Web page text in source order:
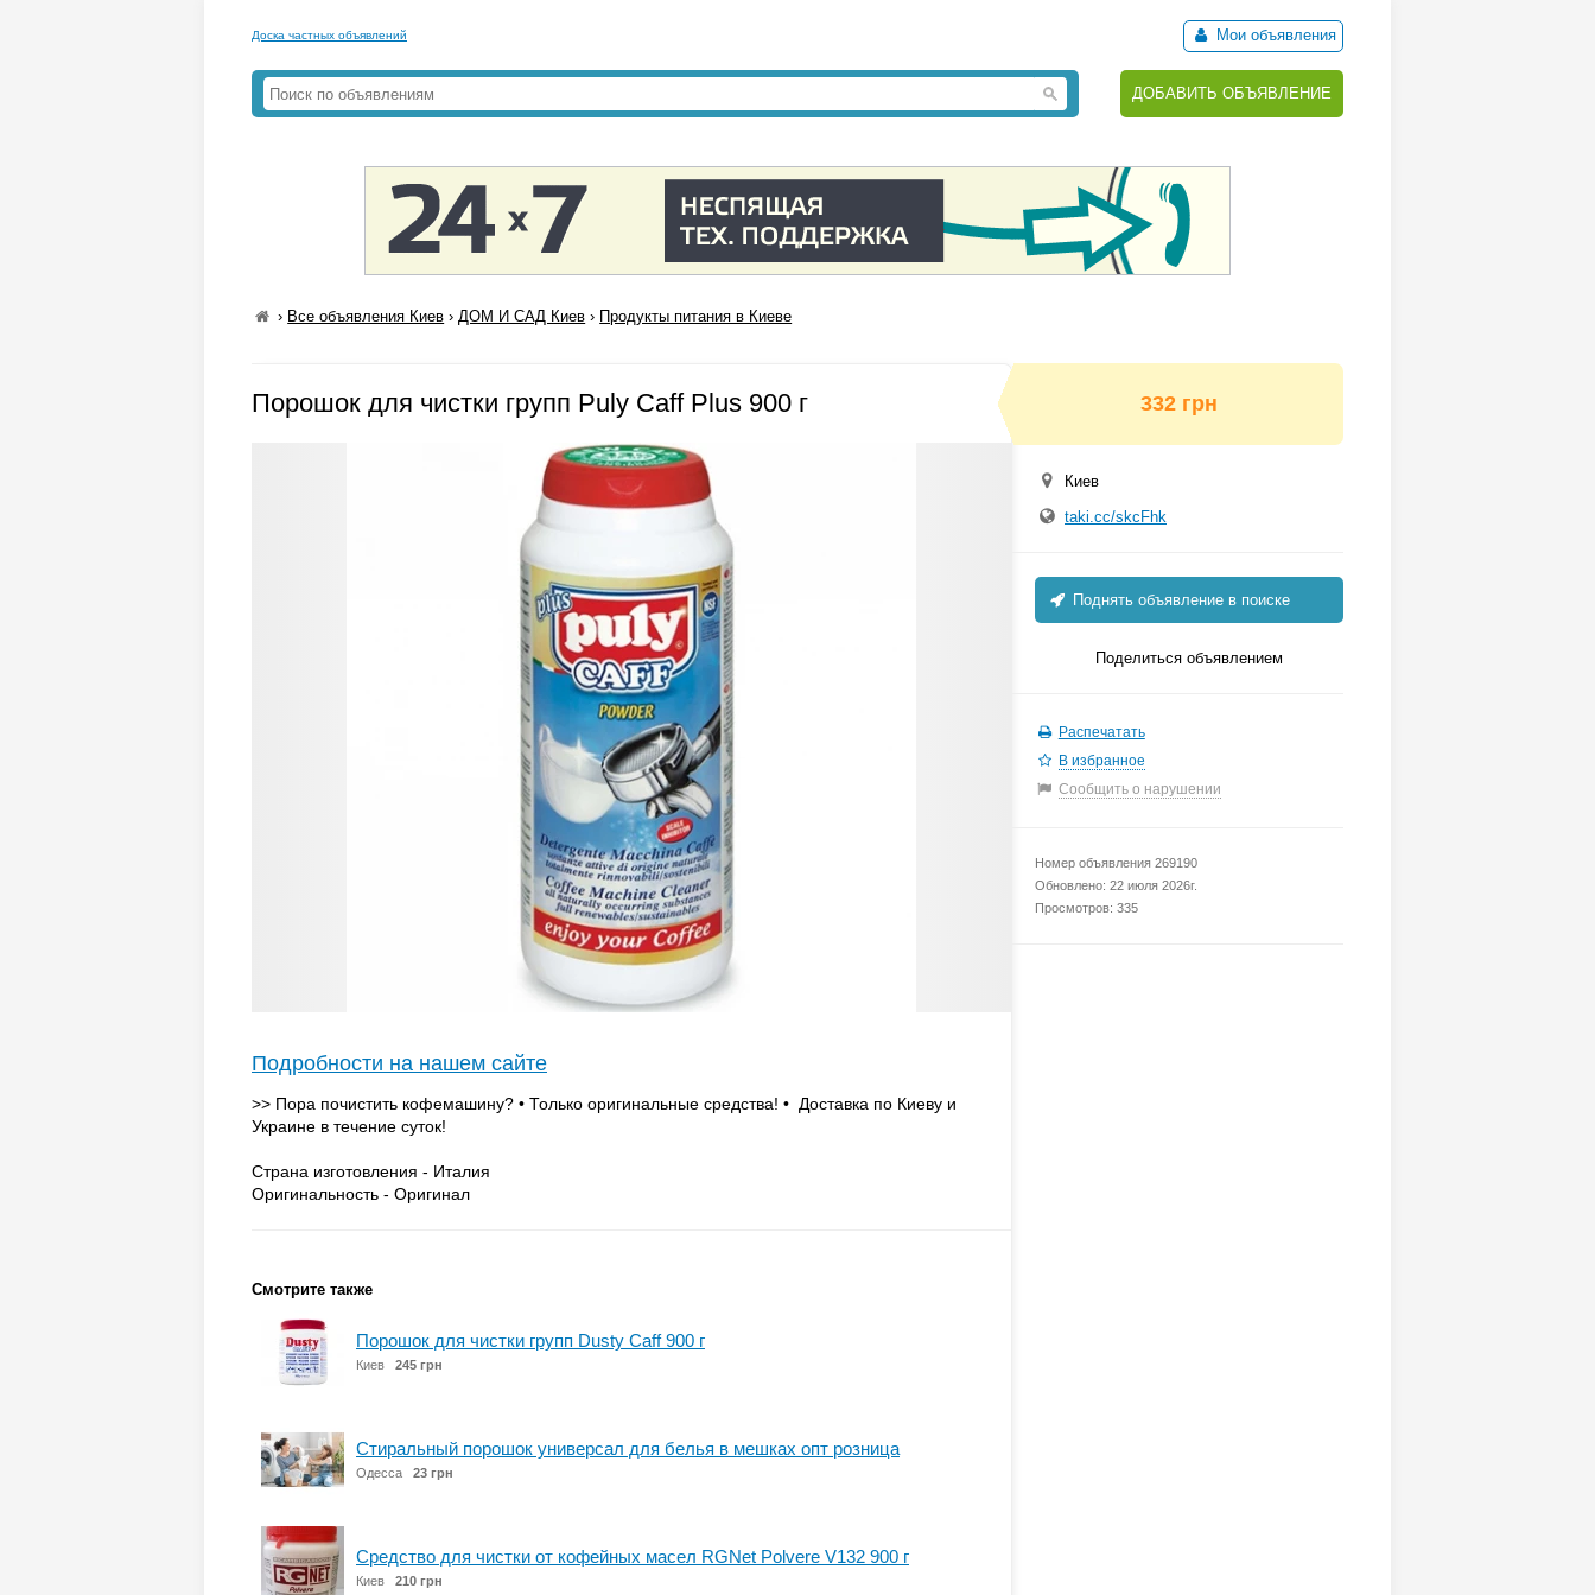
Доска частных объявлений Мои объявления
ДОБАВИТЬ ОБЪЯВЛЕНИЕ
› Все объявления Киев ›ДОМ И САД Киев › Продукты питания в Киеве
Порошок для чистки групп Puly Caff Plus 900 г
Подробности на нашем сайте
>> Пора почистить кофемашину? • Только оригинальные средства! • Доставка по Киеву и
Украине в течение суток!
Страна изготовления - Италия
Оригинальность - Оригинал
Смотрите также
Порошок для чистки групп Dusty Caff 900 г
Киев 245 грн
Стиральный порошок универсал для белья в мешках опт розница
Одесса 23 грн
Средство для чистки от кофейных масел RGNet Polvere V132 900 г
Киев 210 грн
332 грн
Киев
taki.cc/skcFhk
Поднять объявление в поиске
Поделиться объявлением
Распечатать
В избранное
Сообщить о нарушении
Номер объявления 269190
Обновлено: 22 июля 2026г.
Просмотров: 335